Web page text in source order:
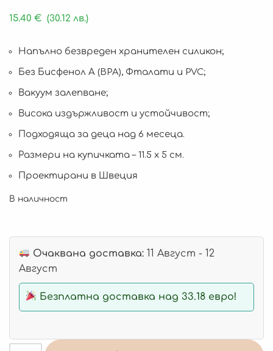
15.40 € (30.12 лв.)
Напълно безвреден хранителен силикон;
Без Бисфенол А (BPA), Фталати и PVC;
Вакуум залепване;
Висока издържливост и устойчивост;
Подходяща за деца над 6 месеца.
Размери на купичката – 11.5 х 5 см.
Проектирани в Швеция
В наличност
Очаквана доставка: 11 Август - 12
Август
Безплатна доставка над 33.18 евро!